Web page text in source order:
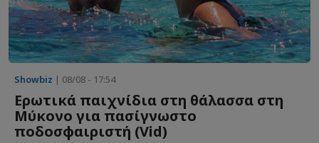
Showbiz | 08/08 - 17:54
Ερωτικά παιχνίδια στη θάλασσα στη
Μύκονο για πασίγνωστο
ποδοσφαιριστή (Vid)